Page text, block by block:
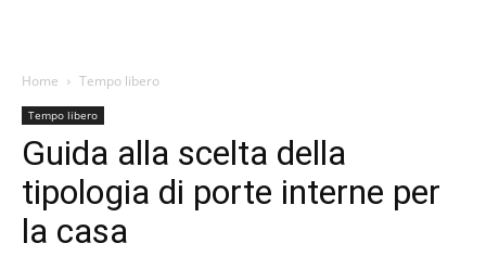
Home Tempo libero
Tempo libero
Guida alla scelta della
tipologia di porte interne per
la casa